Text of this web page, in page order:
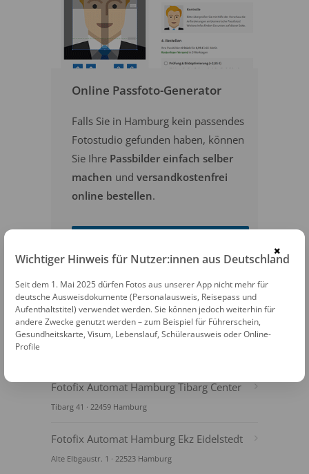
Online Passfoto-Generator
Falls Sie in Hamburg kein passendes
Fotostudio gefunden haben, können
Sie Ihre Passbilder einfach selber
machen und versandkostenfrei
online bestellen.
Fotofix Automat Hamburg Tibarg Center
Tibarg 41 · 22459 Hamburg
Fotofix Automat Hamburg Ekz Eidelstedt
Alte Elbgaustr. 1 · 22523 Hamburg
×
Wichtiger Hinweis für Nutzer:innen aus Deutschland
Seit dem 1. Mai 2025 dürfen Fotos aus unserer App nicht mehr für
deutsche Ausweisdokumente (Personalausweis, Reisepass und
Aufenthaltstitel) verwendet werden. Sie können jedoch weiterhin für
andere Zwecke genutzt werden – zum Beispiel für Führerschein,
Gesundheitskarte, Visum, Lebenslauf, Schülerausweis oder Online-
Profile